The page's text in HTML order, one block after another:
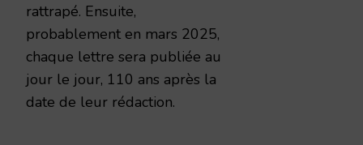
rattrapé. Ensuite,
probablement en mars 2025,
chaque lettre sera publiée au
jour le jour, 110 ans après la
date de leur rédaction.